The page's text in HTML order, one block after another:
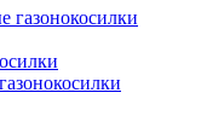
газонокосилки